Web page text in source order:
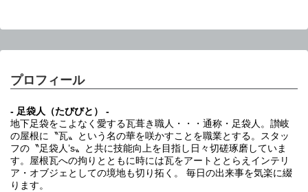
プロフィール
- 足袋人（たびびと） -
地下足袋をこよなく愛する瓦葺き職人・・・通称・足袋人。讃岐
の屋根に〝瓦〟という名の華を咲かすことを職業とする。スタッ
フの〝足袋人’s〟と共に技能向上を目指し日々切磋琢磨していま
す。屋根瓦への拘りとともに時には瓦をアートととらえインテリ
ア・オブジェとしての境地も切り拓く。 毎日の出来事を気楽に綴
ります。